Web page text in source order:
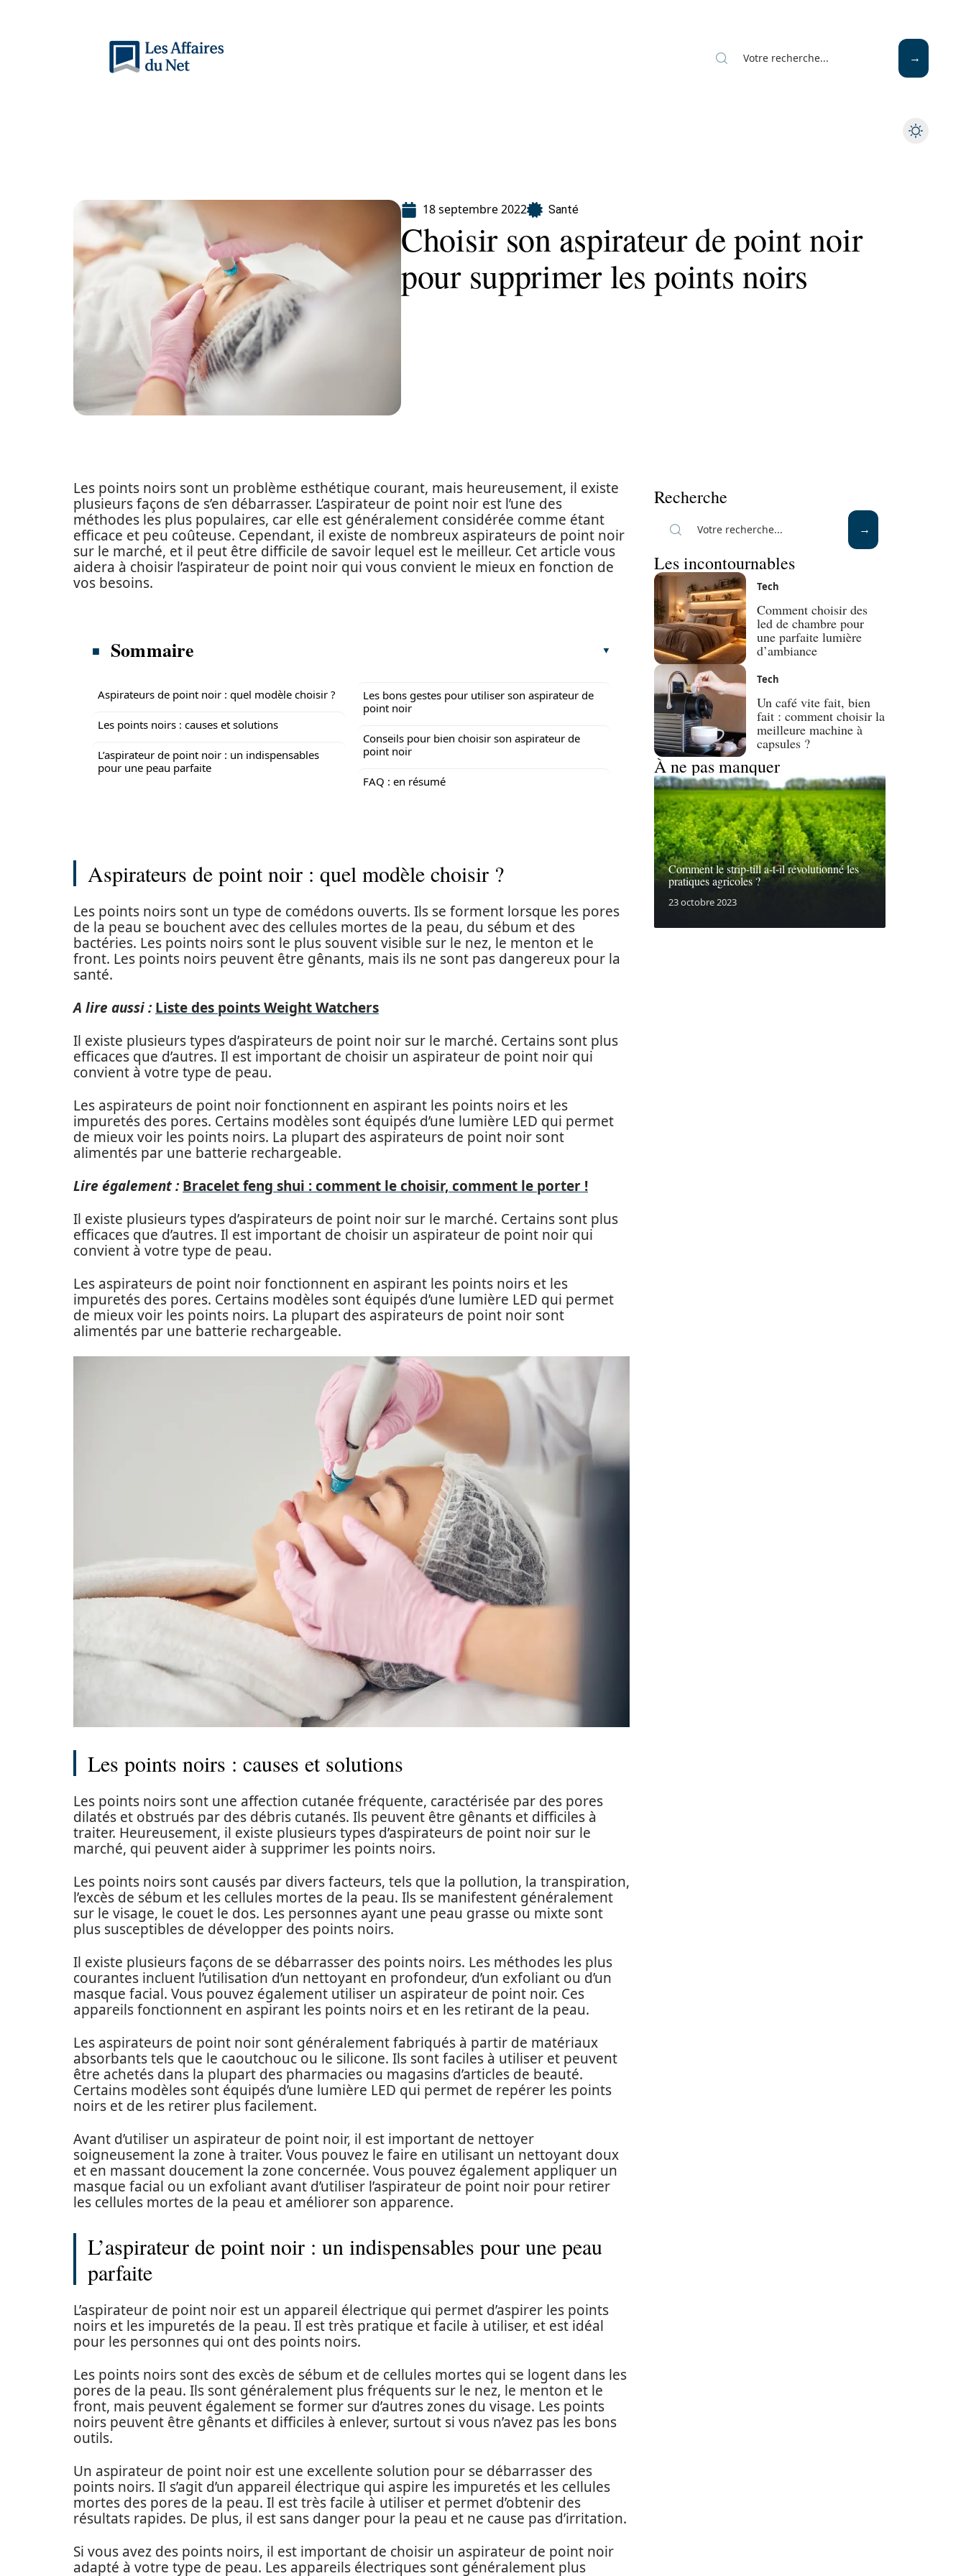
18 septembre 2022 Santé
Choisir son aspirateur de point noir
pour supprimer les points noirs
Les points noirs sont un problème esthétique courant, mais heureusement, il existe
plusieurs façons de s’en débarrasser. L’aspirateur de point noir est l’une des
méthodes les plus populaires, car elle est généralement considérée comme étant
efficace et peu coûteuse. Cependant, il existe de nombreux aspirateurs de point noir
sur le marché, et il peut être difficile de savoir lequel est le meilleur. Cet article vous
aidera à choisir l’aspirateur de point noir qui vous convient le mieux en fonction de
vos besoins.
Sommaire
Aspirateurs de point noir : quel modèle choisir ?
Les points noirs : causes et solutions
L’aspirateur de point noir : un indispensables
pour une peau parfaite
Les bons gestes pour utiliser son aspirateur de
point noir
Conseils pour bien choisir son aspirateur de
point noir
FAQ : en résumé
Aspirateurs de point noir : quel modèle choisir ?
Les points noirs sont un type de comédons ouverts. Ils se forment lorsque les pores
de la peau se bouchent avec des cellules mortes de la peau, du sébum et des
bactéries. Les points noirs sont le plus souvent visible sur le nez, le menton et le
front. Les points noirs peuvent être gênants, mais ils ne sont pas dangereux pour la
santé.
A lire aussi : Liste des points Weight Watchers
Il existe plusieurs types d’aspirateurs de point noir sur le marché. Certains sont plus
efficaces que d’autres. Il est important de choisir un aspirateur de point noir qui
convient à votre type de peau.
Les aspirateurs de point noir fonctionnent en aspirant les points noirs et les
impuretés des pores. Certains modèles sont équipés d’une lumière LED qui permet
de mieux voir les points noirs. La plupart des aspirateurs de point noir sont
alimentés par une batterie rechargeable.
Lire également : Bracelet feng shui : comment le choisir, comment le porter !
Il existe plusieurs types d’aspirateurs de point noir sur le marché. Certains sont plus
efficaces que d’autres. Il est important de choisir un aspirateur de point noir qui
convient à votre type de peau.
Les aspirateurs de point noir fonctionnent en aspirant les points noirs et les
impuretés des pores. Certains modèles sont équipés d’une lumière LED qui permet
de mieux voir les points noirs. La plupart des aspirateurs de point noir sont
alimentés par une batterie rechargeable.
Les points noirs : causes et solutions
Les points noirs sont une affection cutanée fréquente, caractérisée par des pores
dilatés et obstrués par des débris cutanés. Ils peuvent être gênants et difficiles à
traiter. Heureusement, il existe plusieurs types d’aspirateurs de point noir sur le
marché, qui peuvent aider à supprimer les points noirs.
Les points noirs sont causés par divers facteurs, tels que la pollution, la transpiration,
l’excès de sébum et les cellules mortes de la peau. Ils se manifestent généralement
sur le visage, le couet le dos. Les personnes ayant une peau grasse ou mixte sont
plus susceptibles de développer des points noirs.
Il existe plusieurs façons de se débarrasser des points noirs. Les méthodes les plus
courantes incluent l’utilisation d’un nettoyant en profondeur, d’un exfoliant ou d’un
masque facial. Vous pouvez également utiliser un aspirateur de point noir. Ces
appareils fonctionnent en aspirant les points noirs et en les retirant de la peau.
Les aspirateurs de point noir sont généralement fabriqués à partir de matériaux
absorbants tels que le caoutchouc ou le silicone. Ils sont faciles à utiliser et peuvent
être achetés dans la plupart des pharmacies ou magasins d’articles de beauté.
Certains modèles sont équipés d’une lumière LED qui permet de repérer les points
noirs et de les retirer plus facilement.
Avant d’utiliser un aspirateur de point noir, il est important de nettoyer
soigneusement la zone à traiter. Vous pouvez le faire en utilisant un nettoyant doux
et en massant doucement la zone concernée. Vous pouvez également appliquer un
masque facial ou un exfoliant avant d’utiliser l’aspirateur de point noir pour retirer
les cellules mortes de la peau et améliorer son apparence.
L’aspirateur de point noir : un indispensables pour une peau
parfaite
L’aspirateur de point noir est un appareil électrique qui permet d’aspirer les points
noirs et les impuretés de la peau. Il est très pratique et facile à utiliser, et est idéal
pour les personnes qui ont des points noirs.
Les points noirs sont des excès de sébum et de cellules mortes qui se logent dans les
pores de la peau. Ils sont généralement plus fréquents sur le nez, le menton et le
front, mais peuvent également se former sur d’autres zones du visage. Les points
noirs peuvent être gênants et difficiles à enlever, surtout si vous n’avez pas les bons
outils.
Un aspirateur de point noir est une excellente solution pour se débarrasser des
points noirs. Il s’agit d’un appareil électrique qui aspire les impuretés et les cellules
mortes des pores de la peau. Il est très facile à utiliser et permet d’obtenir des
résultats rapides. De plus, il est sans danger pour la peau et ne cause pas d’irritation.
Si vous avez des points noirs, il est important de choisir un aspirateur de point noir
adapté à votre type de peau. Les appareils électriques sont généralement plus
Recherche
Les incontournables
Tech
Comment choisir des
led de chambre pour
une parfaite lumière
d’ambiance
Tech
Un café vite fait, bien
fait : comment choisir la
meilleure machine à
capsules ?
À ne pas manquer
Comment le strip-till a-t-il révolutionné les
pratiques agricoles ?
23 octobre 2023